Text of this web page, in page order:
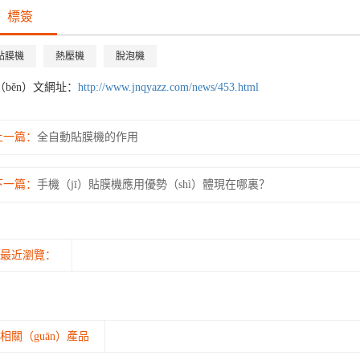
標簽
膜機 熱壓機 脫泡機
běn）文網址： http://www.jnqyazz.com/news/453.html
篇： 全自動貼膜機的作用
篇： 手機（jī）貼膜機應用優勢（shì）體現在哪裏？
最近瀏覽：
相關（guān）產品